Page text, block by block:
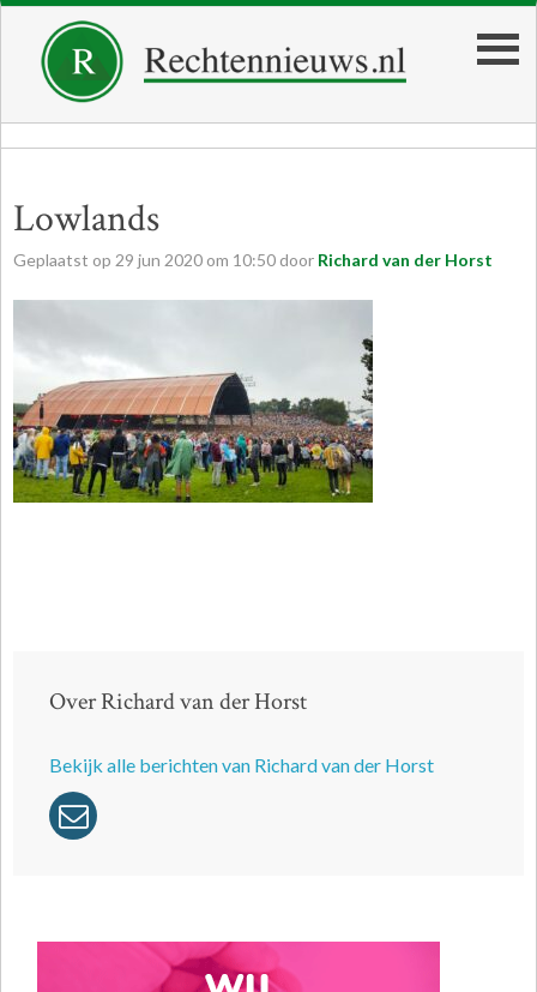
Lowlands
Geplaatst op 29 jun 2020 om 10:50 door Richard van der Horst
Over Richard van der Horst
Bekijk alle berichten van Richard van der Horst